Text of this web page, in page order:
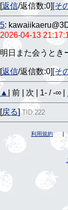
[返信/返信数:0] [そ
5:
2026-04-13
明日また会うとき
[返信/返信数:0] [そ
▲ | 前 | 次 | 1- / -∞ |
[戻る]TID:222
利用規約 |